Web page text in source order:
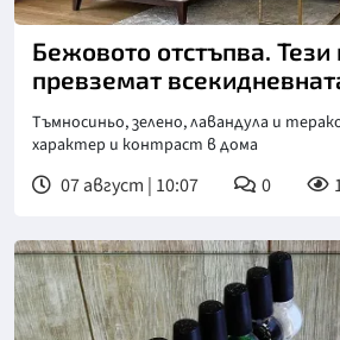
Бежовото отстъпва. Тези
превземат
Тъмносиньо, зелено, лавандула и
характер и контраст в дома
07 август | 10:07 0